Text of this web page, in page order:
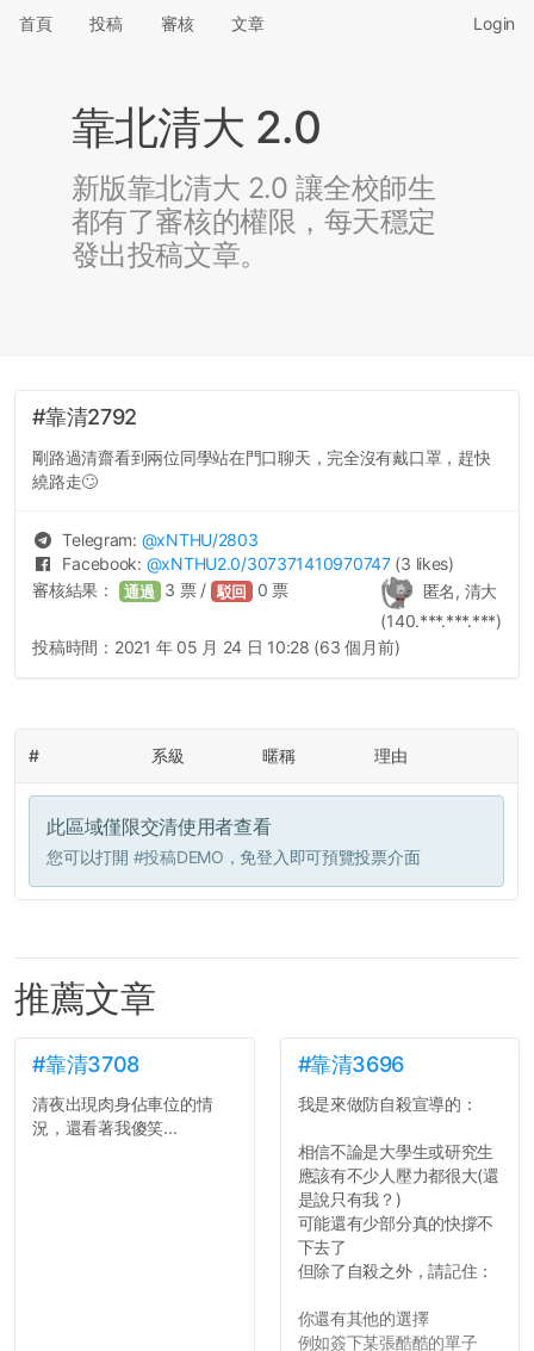
首頁 投稿 審核 文章 Login
靠北清大 2.0
新版靠北清大 2.0 讓全校師生
都有了審核的權限，每天穩定
發出投稿文章。
#靠清2792
剛路過清齋看到兩位同學站在門口聊天，完全沒有戴口罩，趕快
繞路走🙄️
Telegram: @xNTHU/2803
Facebook: @xNTHU2.0/307371410970747 (3 likes)
匿名, 清大
(140.***.***.***)
審核結果： 通過 3 票 / 駁回 0 票
投稿時間： 2021 年 05 月 24 日 10:28 (63 個月前)
# 系級 暱稱 理由
此區域僅限交清使用者查看
您可以打開 #投稿DEMO ，免登入即可預覽投票介面
推薦文章
#靠清3708
清夜出現肉身佔車位的情
況，還看著我傻笑...
#靠清3696
我是來做防自殺宣導的：
相信不論是大學生或研究生
應該有不少人壓力都很大(還
是說只有我？)
可能還有少部分真的快撐不
下去了
但除了自殺之外，請記住：
你還有其他的選擇
例如簽下某張酷酷的單子